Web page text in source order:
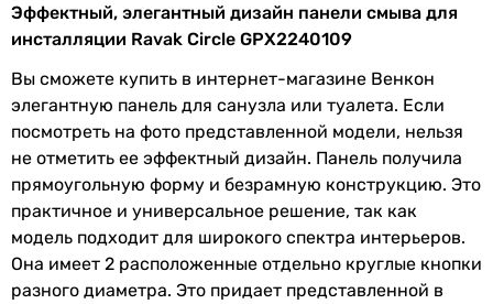
для унитазов
для унитазов
для унитазов
для унитазов
для унитазов
для унитазов
для унитазов
для унитазов
для унитазов
Управление
механическое
GPX2240109 носят ознакомительный характер и могут
изменяться производителем без уведомления. Магазин не
несет ответственности за изменения, внесенные
производителем.
Эффектный, элегантный дизайн панели смыва для
инсталляции Ravak Circle GPX2240109
Вы сможете купить в интернет-магазине Венкон
элегантную панель для санузла или туалета. Если
посмотреть на фото представленной модели, нельзя
не отметить ее эффектный дизайн. Панель получила
прямоугольную форму и безрамную конструкцию. Это
практичное и универсальное решение, так как
модель подходит для широкого спектра интерьеров.
Она имеет 2 расположенные отдельно круглые кнопки
разного диаметра. Это придает представленной в